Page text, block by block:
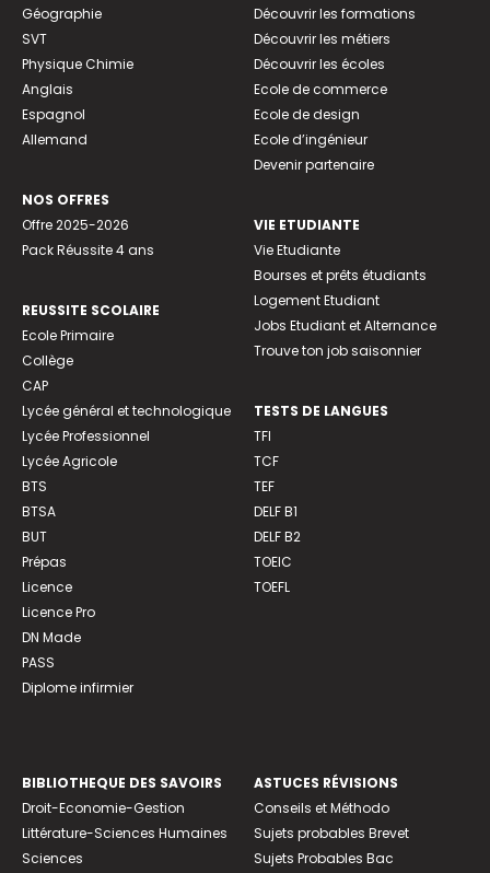
Géographie
SVT
Physique Chimie
Anglais
Espagnol
Allemand
NOS OFFRES
Offre 2025-2026
Pack Réussite 4 ans
REUSSITE SCOLAIRE
Ecole Primaire
Collège
CAP
Lycée général et technologique
Lycée Professionnel
Lycée Agricole
BTS
BTSA
BUT
Prépas
Licence
Licence Pro
DN Made
PASS
Diplome infirmier
Découvrir les formations
Découvrir les métiers
Découvrir les écoles
Ecole de commerce
Ecole de design
Ecole d’ingénieur
Devenir partenaire
VIE ETUDIANTE
Vie Etudiante
Bourses et prêts étudiants
Logement Etudiant
Jobs Etudiant et Alternance
Trouve ton job saisonnier
TESTS DE LANGUES
TFI
TCF
TEF
DELF B1
DELF B2
TOEIC
TOEFL
BIBLIOTHEQUE DES SAVOIRS
Droit-Economie-Gestion
Littérature-Sciences Humaines
Sciences
ASTUCES RÉVISIONS
Conseils et Méthodo
Sujets probables Brevet
Sujets Probables Bac